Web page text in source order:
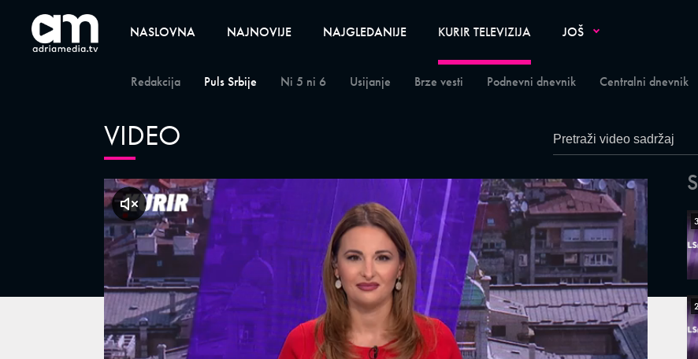
NASLOVNA NAJNOVIJE NAJGLEDANIJE KURIR TELEVIZIJA
Redakcija Puls Srbije Ni 5 ni 6 Usijanje Brze vesti Podnevni dnevnik Centralni dnevnik
JOŠ
VIDEO
klikni za zvuk